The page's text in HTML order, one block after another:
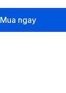
Mua ngay